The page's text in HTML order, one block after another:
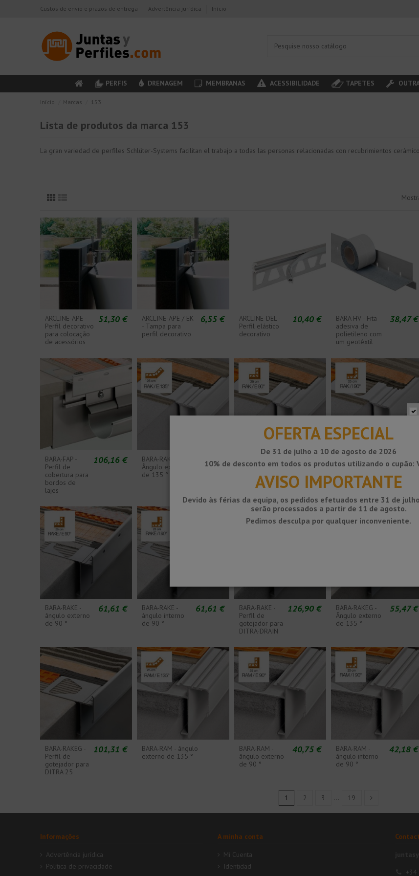
Custos de envio e prazos de entrega Advertência jurídica Início
PERFIS DRENAGEM MEMBRANAS ACESSIBILIDADE TAPETES
Início Marcas 153
Lista de produtos da marca 153
La gran variedad de perfiles Schlüter-Systems facilitan el trabajo a todas las personas relacionadas con recubrimientos
ARCLINE-APE -
Perfil decorativo
para colocação
de acessórios
51,30 €
ARCLINE-APE / EK
- Tampa para
perfil decorativo
6,55 €
ARCLINE-DEL -
Perfil elástico
decorativo
10,40 €
BARA HV - Fita
adesiva de
polietileno com
um geotêxtil
38,47 €
BARA-FAP -
Perfil de
cobertura para
bordos de
lajes
106,16 €
BARA-RAK -
Ângulo externo
de 135 °
54,45 €
ângulo externo
de 90 °
49,49 €
BARA-RAK -
ângulo interno
de 90 °
49,49 €
BARA-RAKE -
ângulo externo
de 90 °
61,61 €
BARA-RAKE -
ângulo interno
de 90 °
61,61 €
BARA-RAKE -
Perfil de
gotejador para
DITRA-DRAIN
126,90 €
BARA-RAKEG -
Ângulo externo
de 135 °
55,47 €
BARA-RAKEG -
Perfil de
gotejador para
DITRA 25
101,31 €
BARA-RAM - ângulo
externo de 135 °
BARA-RAM -
ângulo externo
de 90 °
40,75 €
BARA-RAM -
ângulo interno
de 90 °
42,18 €
1 2 3 … 19
Informações
Advertência jurídica
Política de privacidade
A minha conta
Mi Cuenta
Identidad
OFERTA ESPECIAL
De 31 de julho a 10 de agosto de 2026
10% de desconto em todos os produtos utilizando o cupão:
AVISO IMPORTANTE
Devido às férias da equipa, os pedidos efetuados entre 31 de
serão processados ​​a partir de 11 de agosto.
Pedimos desculpa por qualquer inconveniente.